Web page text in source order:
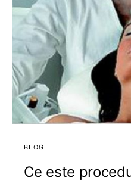
BLOG
Ce este